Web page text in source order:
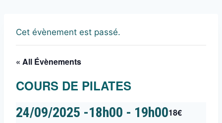
Cet évènement est passé.
« All Évènements
COURS DE PILATES
24/09/2025 -18h00 - 19h0018€